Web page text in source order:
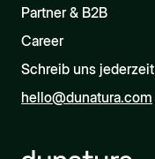
Partner & B2B
Career
Schreib uns jederzeit
hello@dunatura.com